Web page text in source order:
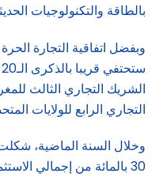
بالطاقة والتكنولوجيات
وبفضل اتفاقية التجارة
الشريك التجاري الثالث
التجاري الرابع للولايات
وخلال السنة الماضية، شكلت
30 بالمائة من إجمالي